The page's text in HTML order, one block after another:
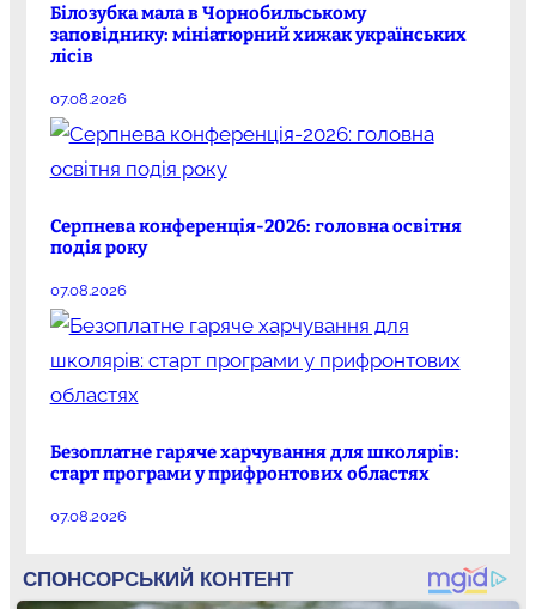
Білозубка мала в Чорнобильському
заповіднику: мініатюрний хижак українських
лісів
07.08.2026
Серпнева конференція-2026: головна освітня
подія року
07.08.2026
Безоплатне гаряче харчування для школярів:
старт програми у прифронтових областях
07.08.2026